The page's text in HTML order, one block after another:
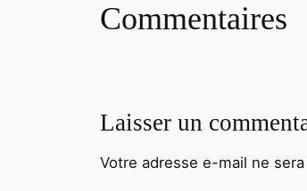
Commentaires
Laisser un
Votre adresse e-mail ne